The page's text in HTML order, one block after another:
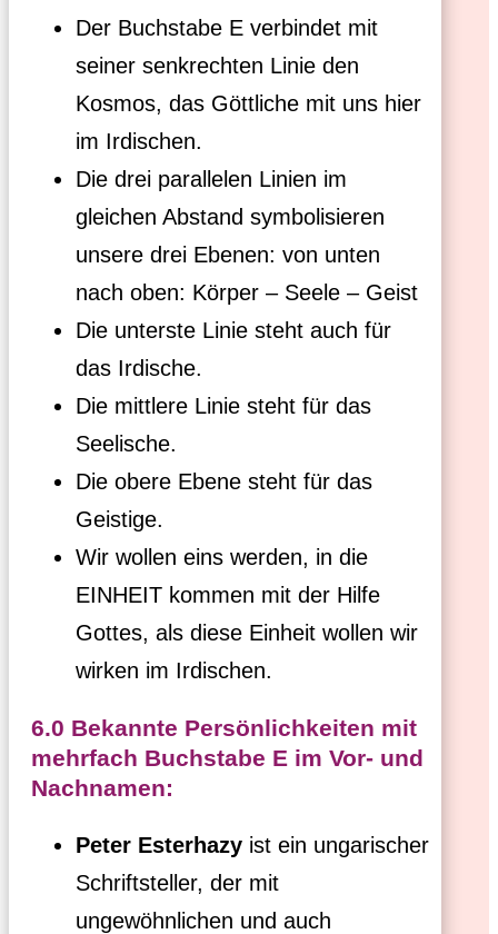
Der Buchstabe E verbindet mit
seiner senkrechten Linie den
Kosmos, das Göttliche mit uns hier
im Irdischen.
Die drei parallelen Linien im
gleichen Abstand symbolisieren
unsere drei Ebenen: von unten
nach oben: Körper – Seele – Geist
Die unterste Linie steht auch für
das Irdische.
Die mittlere Linie steht für das
Seelische.
Die obere Ebene steht für das
Geistige.
Wir wollen eins werden, in die
EINHEIT kommen mit der Hilfe
Gottes, als diese Einheit wollen wir
wirken im Irdischen.
6.0 Bekannte Persönlichkeiten mit
mehrfach Buchstabe E im Vor- und
Nachnamen:
Peter Esterhazy ist ein ungarischer
Schriftsteller, der mit
ungewöhnlichen und auch